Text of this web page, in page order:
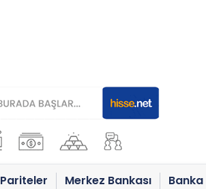
Pariteler Merkez Bankası